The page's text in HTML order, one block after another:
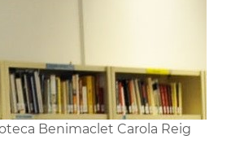
Benimaclet Carola Reig